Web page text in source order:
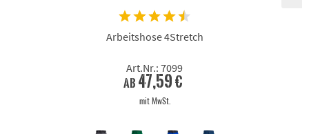
Arbeitshose 4Stretch
Art.Nr.: 7099
ab 47,59 €
mit MwSt.